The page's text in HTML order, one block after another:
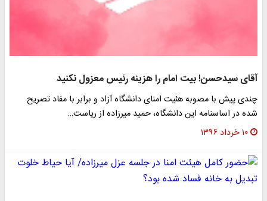
آقای سیدحسن! بیت امام را هزینه رئیس معزول نکنید
چندی پیش با مصوبه هئیت امنای دانشگاه آزاد و برابر با مفاد تصریح
شده در اساسنامه این دانشگاه، حمید میرزاده از ریاست…
۱۰ خرداد ۱۳۹۶